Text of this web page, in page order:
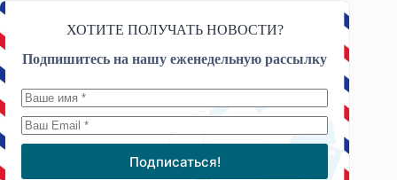
ХОТИТЕ ПОЛУЧАТЬ НОВОСТИ?
Подпишитесь на нашу еженедельную рассылку
Подписаться!